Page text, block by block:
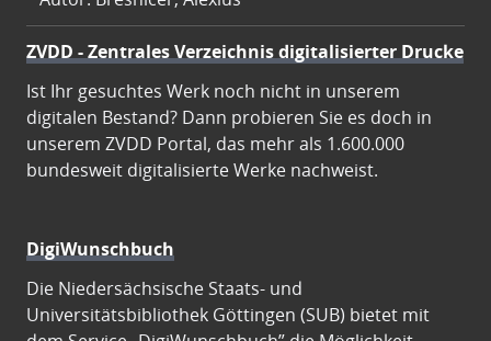
ZVDD - Zentrales Verzeichnis digitalisierter Drucke
Ist Ihr gesuchtes Werk noch nicht in unserem
digitalen Bestand? Dann probieren Sie es doch in
unserem ZVDD Portal, das mehr als 1.600.000
bundesweit digitalisierte Werke nachweist.
DigiWunschbuch
Die Niedersächsische Staats- und
Universitätsbibliothek Göttingen (SUB) bietet mit